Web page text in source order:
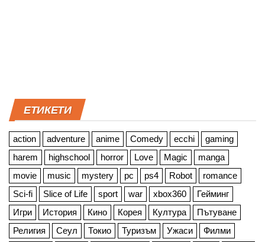
ЕТИКЕТИ
action adventure anime Comedy ecchi
gaming
harem
highschool horror Love Magic
manga
movie
music mystery pc ps4 Robot
romance
Sci-fi
Slice of Life sport war xbox360
Гейминг
Игри
История Кино Корея Култура
Пътуване
Религия
Сеул Токио Туризъм Ужаси Филми